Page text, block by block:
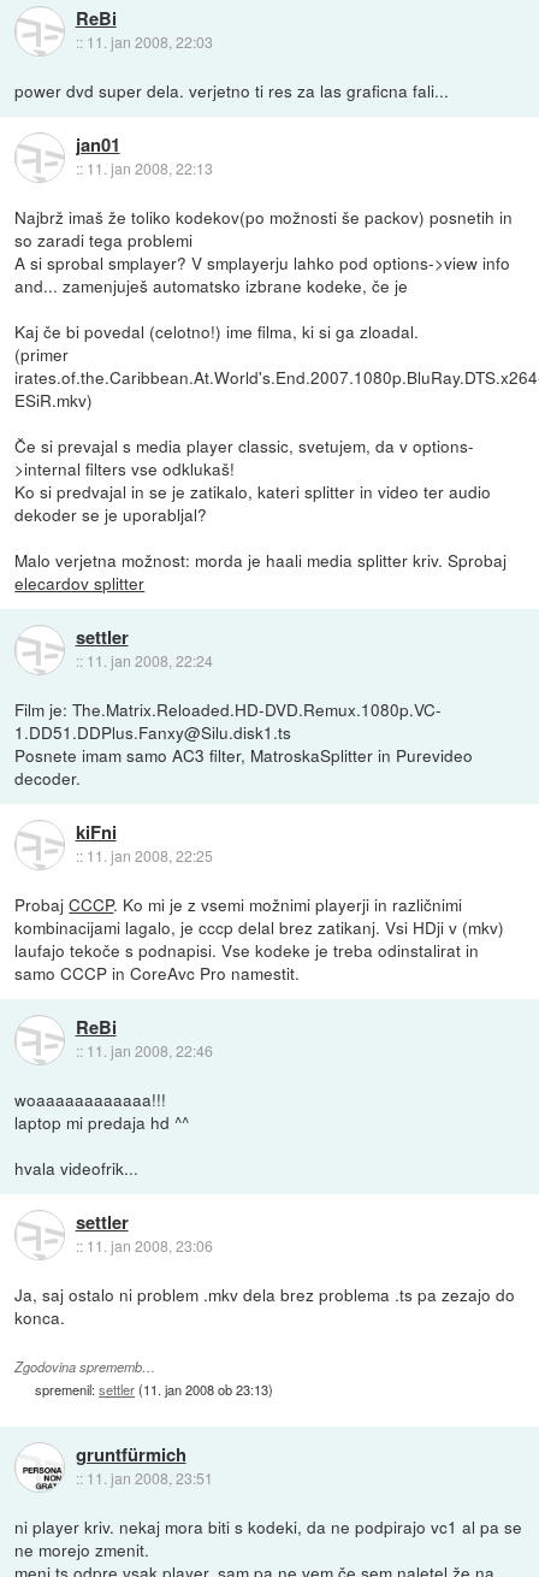
ReBi
:: 11. jan 2008, 22:03
power dvd super dela. verjetno ti res za las graficna fali...
jan01
:: 11. jan 2008, 22:13
Najbrž imaš že toliko kodekov(po možnosti še packov) posnetih in
so zaradi tega problemi
A si sprobal smplayer? V smplayerju lahko pod options->view info
and... zamenjuješ automatsko izbrane kodeke, če je
Kaj če bi povedal (celotno!) ime filma, ki si ga zloadal.
(primer
ESiR.mkv)
Če si prevajal s media player classic, svetujem, da v options-
>internal filters vse odklukaš!
Ko si predvajal in se je zatikalo, kateri splitter in video ter audio
dekoder se je uporabljal?
Malo verjetna možnost: morda je haali media splitter kriv. Sprobaj
elecardov splitter
settler
:: 11. jan 2008, 22:24
Film je: The.Matrix.Reloaded.HD-DVD.Remux.1080p.VC-
1.DD51.DDPlus.Fanxy@Silu.disk1.ts
Posnete imam samo AC3 filter, MatroskaSplitter in Purevideo
decoder.
kiFni
:: 11. jan 2008, 22:25
ProbajCCCP. Ko mi je z vsemi možnimi playerji in različnimi
kombinacijami lagalo, je cccp delal brez zatikanj. Vsi HDji v (mkv)
laufajo tekoče s podnapisi. Vse kodeke je treba odinstalirat in
samo CCCP in CoreAvc Pro namestit.
ReBi
:: 11. jan 2008, 22:46
woaaaaaaaaaaaa!!!
laptop mi predaja hd ^^
hvala videofrik...
settler
:: 11. jan 2008, 23:06
Ja, saj ostalo ni problem .mkv dela brez problema .ts pa zezajo do
konca.
Zgodovina sprememb…
spremenil:settler(11. jan 2008 ob 23:13)
gruntfürmich
:: 11. jan 2008, 23:51
ni player kriv. nekaj mora biti s kodeki, da ne podpirajo vc1 al pa se
ne morejo zmenit.